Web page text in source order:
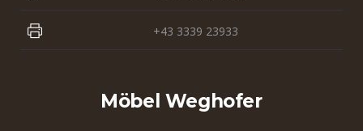
+43 3339 23933
Möbel Weghofer